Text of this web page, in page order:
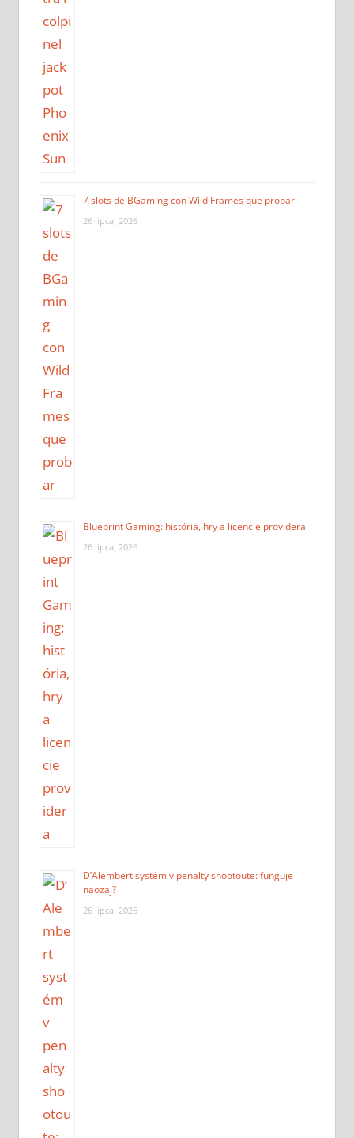
7 slots de BGaming con Wild Frames que probar
26 lipca, 2026
Blueprint Gaming: história, hry a licencie providera
26 lipca, 2026
D’Alembert systém v penalty shootoute: funguje
naozaj?
26 lipca, 2026